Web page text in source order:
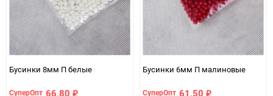
Бусинки 8мм П белые
СуперОпт 66,80 ₽
Бусинки 6мм П малиновые
СуперОпт 61,50 ₽